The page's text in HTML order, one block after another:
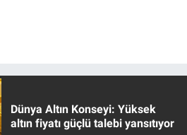
Dünya Altın Konseyi: Yüksek
altın fiyatı güçlü talebi yansıtıyor